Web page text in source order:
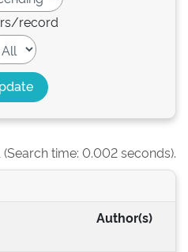
record
(Search time: 0.002 seconds).
Author(s)